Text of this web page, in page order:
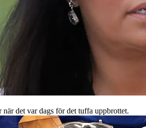
det var dags för det tuffa uppbrottet.